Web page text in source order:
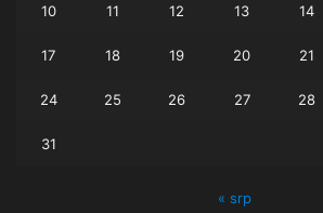
10 11 12 13 14
17 18 19 20 21
24 25 26 27 28
31
« srp